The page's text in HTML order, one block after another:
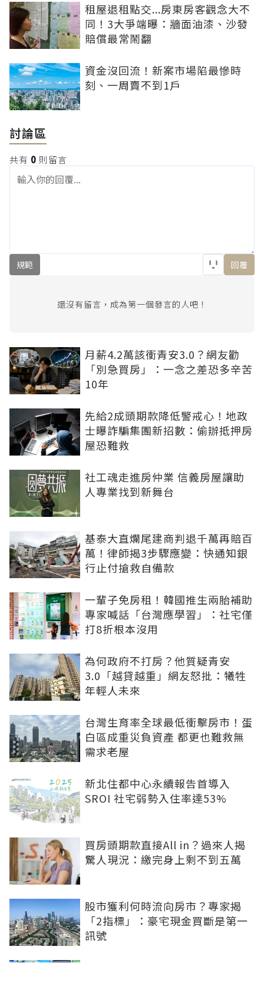
租屋退租點交...房東房客觀念大不
同！3大爭端曝：牆面油漆、沙發
賠償最常鬧翻
資金沒回流！新案市場陷最慘時
刻、一周賣不到1戶
討論區
共有 0 則留言
規範 回覆
還沒有留言，成為第一個發言的人吧！
月薪4.2萬該衝青安3.0？網友勸
「別急買房」：一念之差恐多辛苦
10年
先給2成頭期款降低警戒心！地政
士曝詐騙集團新招數：偷辦抵押房
屋恐難救
社工魂走進房仲業 信義房屋讓助
人專業找到新舞台
基泰大直爛尾建商判退千萬再賠百
萬！律師揭3步驟應變：快通知銀
行止付搶救自備款
一輩子免房租！韓國推生兩胎補助
專家喊話「台灣應學習」：社宅僅
打8折根本沒用
為何政府不打房？他質疑青安
3.0「越貸越重」網友怒批：犧牲
年輕人未來
台灣生育率全球最低衝擊房市！蛋
白區成重災負資產 都更也難救無
需求老屋
新北住都中心永續報告首導入
SROI 社宅弱勢入住率達53%
買房頭期款直接All in？過來人揭
驚人現況：繳完身上剩不到五萬
股市獲利何時流向房市？專家揭
「2指標」：豪宅現金買斷是第一
訊號